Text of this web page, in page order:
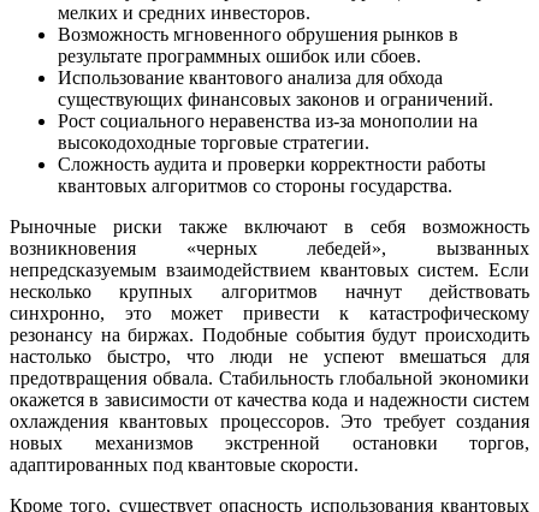
мелких и средних инвесторов.
Возможность мгновенного обрушения рынков в
результате программных ошибок или сбоев.
Использование квантового анализа для обхода
существующих финансовых законов и ограничений.
Рост социального неравенства из-за монополии на
высокодоходные торговые стратегии.
Сложность аудита и проверки корректности работы
квантовых алгоритмов со стороны государства.
Рыночные риски также включают в себя возможность
возникновения «черных лебедей», вызванных
непредсказуемым взаимодействием квантовых систем. Если
несколько крупных алгоритмов начнут действовать
синхронно, это может привести к катастрофическому
резонансу на биржах. Подобные события будут происходить
настолько быстро, что люди не успеют вмешаться для
предотвращения обвала. Стабильность глобальной экономики
окажется в зависимости от качества кода и надежности систем
охлаждения квантовых процессоров. Это требует создания
новых механизмов экстренной остановки торгов,
адаптированных под квантовые скорости.
Кроме того, существует опасность использования квантовых